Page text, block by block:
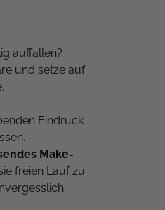
auffallen?
und setze auf
Eindruck
Make-
freien Lauf zu